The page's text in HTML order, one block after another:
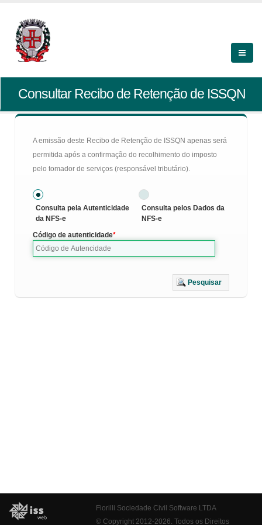
Consultar Recibo de Retenção de ISSQN
A emissão deste Recibo de Retenção de ISSQN apenas será
permitida após a confirmação do recolhimento do imposto
pelo tomador de serviços (responsável tributário).
Consulta pela Autenticidade
da NFS-e
Consulta pelos Dados da
NFS-e
Código de autenticidade
Pesquisar
Fiorilli Sociedade Civil Software LTDA
© Copyright 2012-2026. Todos os Direitos